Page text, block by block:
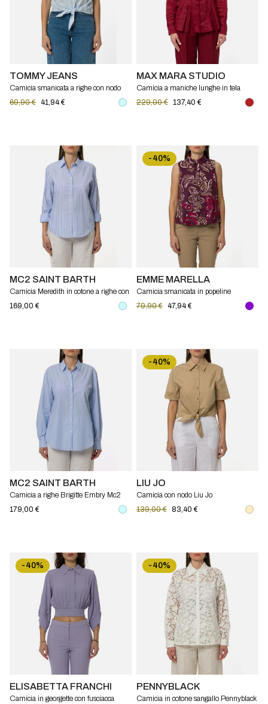
TOMMY JEANS
Camicia smanicata a righe con nodo
Tommy Jeans
69,90 € 41,94 €
MAX MARA STUDIO
Camicia a maniche lunghe in tela
ramié Mstora Max Mara Studio
229,00 € 137,40 €
MC2 SAINT BARTH
Camicia Meredith in cotone a righe con
ricamo Mc2 Saint Barth
169,00 €
-40%
EMME MARELLA
Camicia smanicata in popeline
stampato Emme Marella
79,90 € 47,94 €
MC2 SAINT BARTH
Camicia a righe Brigitte Embry Mc2
Saint Barth
179,00 €
-40%
LIU JO
Camicia con nodo Liu Jo
139,00 € 83,40 €
-40%
ELISABETTA FRANCHI
Camicia in georgette con fusciacca
-40%
PENNYBLACK
Camicia in cotone sangallo Pennyblack